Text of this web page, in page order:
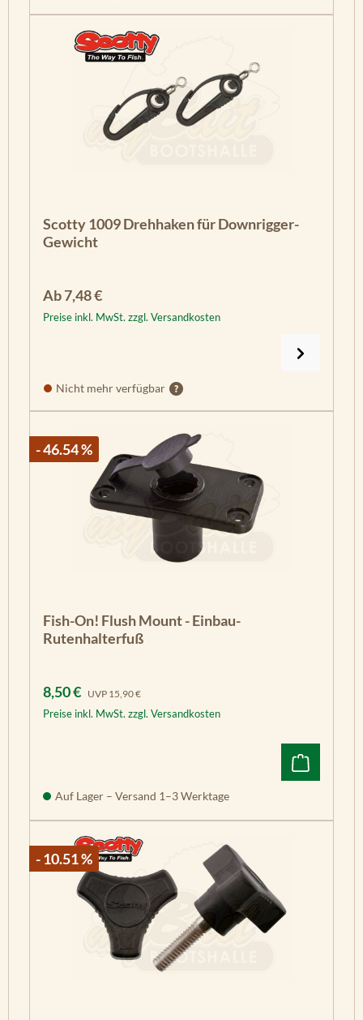
Scotty 1009 Drehhaken für Downrigger-
Gewicht
Regulärer Preis:
Ab7,48 €
Preise inkl. MwSt. zzgl. Versandkosten
Nicht mehr verfügbar
- 46.54 %
Fish-On! Flush Mount - Einbau-
Rutenhalterfuß
Verkaufspreis:
8,50 € UVP Regulärer Preis:
15,90 €
Preise inkl. MwSt. zzgl. Versandkosten
Auf Lager – Versand 1–3 Werktage
- 10.51 %